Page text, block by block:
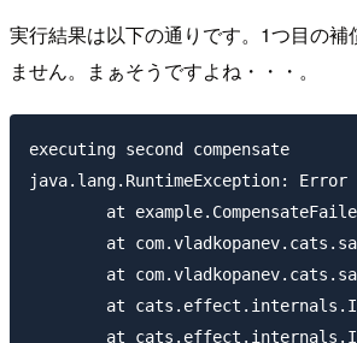
実行結果は以下の通りです。1つ目の
ません。まぁそうですよね・・・。
executing second compensate
java.lang.RuntimeException: Error